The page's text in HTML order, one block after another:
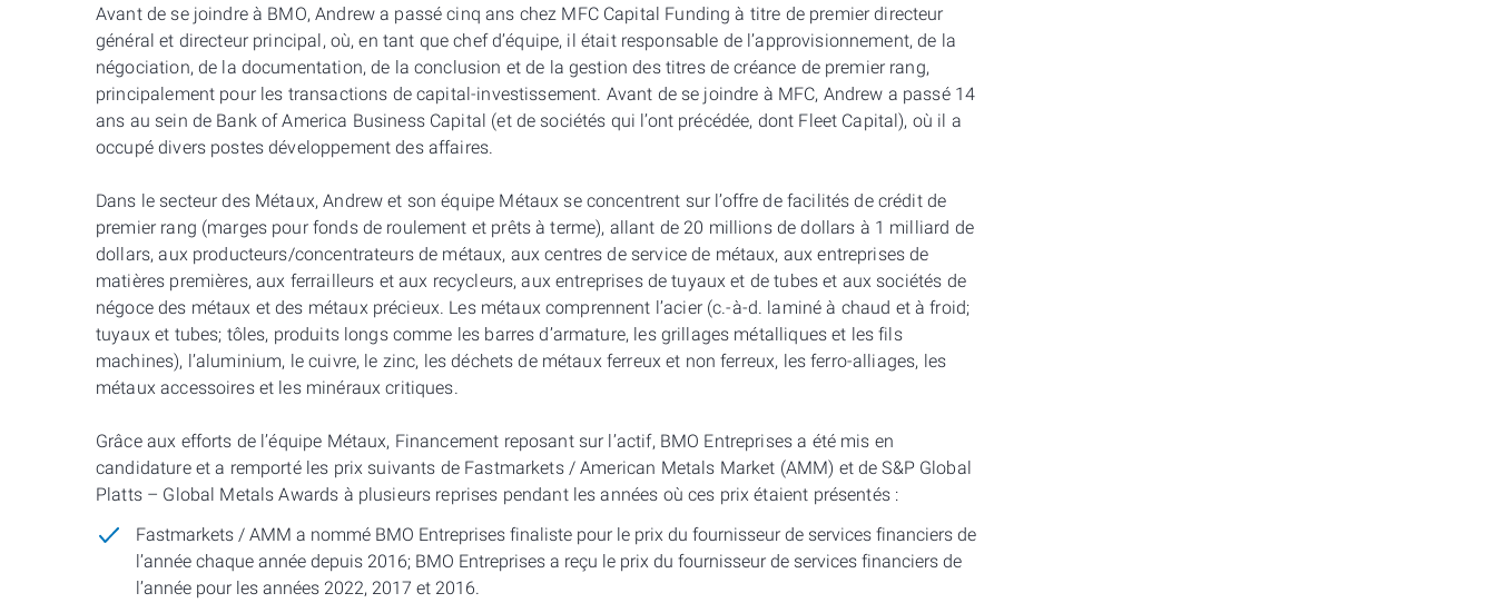
Avant de se joindre à BMO, Andrew a passé cinq ans chez MFC Capital Funding à titre de premier directeur
général et directeur principal, où, en tant que chef d’équipe, il était responsable de l’approvisionnement, de la
négociation, de la documentation, de la conclusion et de la gestion des titres de créance de premier rang,
principalement pour les transactions de capital-investissement. Avant de se joindre à MFC, Andrew a passé 14
ans au sein de Bank of America Business Capital (et de sociétés qui l’ont précédée, dont Fleet Capital), où il a
occupé divers postes développement des affaires.
Dans le secteur des Métaux, Andrew et son équipe Métaux se concentrent sur l’offre de facilités de crédit de
premier rang (marges pour fonds de roulement et prêts à terme), allant de 20 millions de dollars à 1 milliard de
dollars, aux producteurs/concentrateurs de métaux, aux centres de service de métaux, aux entreprises de
matières premières, aux ferrailleurs et aux recycleurs, aux entreprises de tuyaux et de tubes et aux sociétés de
négoce des métaux et des métaux précieux. Les métaux comprennent l’acier (c.-à-d. laminé à chaud et à froid;
tuyaux et tubes; tôles, produits longs comme les barres d’armature, les grillages métalliques et les fils
machines), l’aluminium, le cuivre, le zinc, les déchets de métaux ferreux et non ferreux, les ferro-alliages, les
métaux accessoires et les minéraux critiques.
Grâce aux efforts de l’équipe Métaux, Financement reposant sur l’actif, BMO Entreprises a été mis en
candidature et a remporté les prix suivants de Fastmarkets / American Metals Market (AMM) et de S&P Global
Platts – Global Metals Awards à plusieurs reprises pendant les années où ces prix étaient présentés :
Fastmarkets / AMM a nommé BMO Entreprises finaliste pour le prix du fournisseur de services financiers de
l’année chaque année depuis 2016; BMO Entreprises a reçu le prix du fournisseur de services financiers de
l’année pour les années 2022, 2017 et 2016.